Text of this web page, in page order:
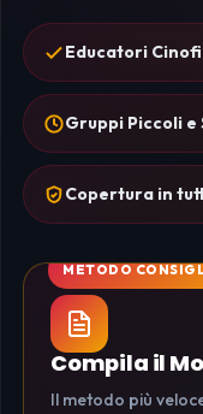
Educatori
Gruppi Piccoli e
Copertura in
Compila il
Il metodo più